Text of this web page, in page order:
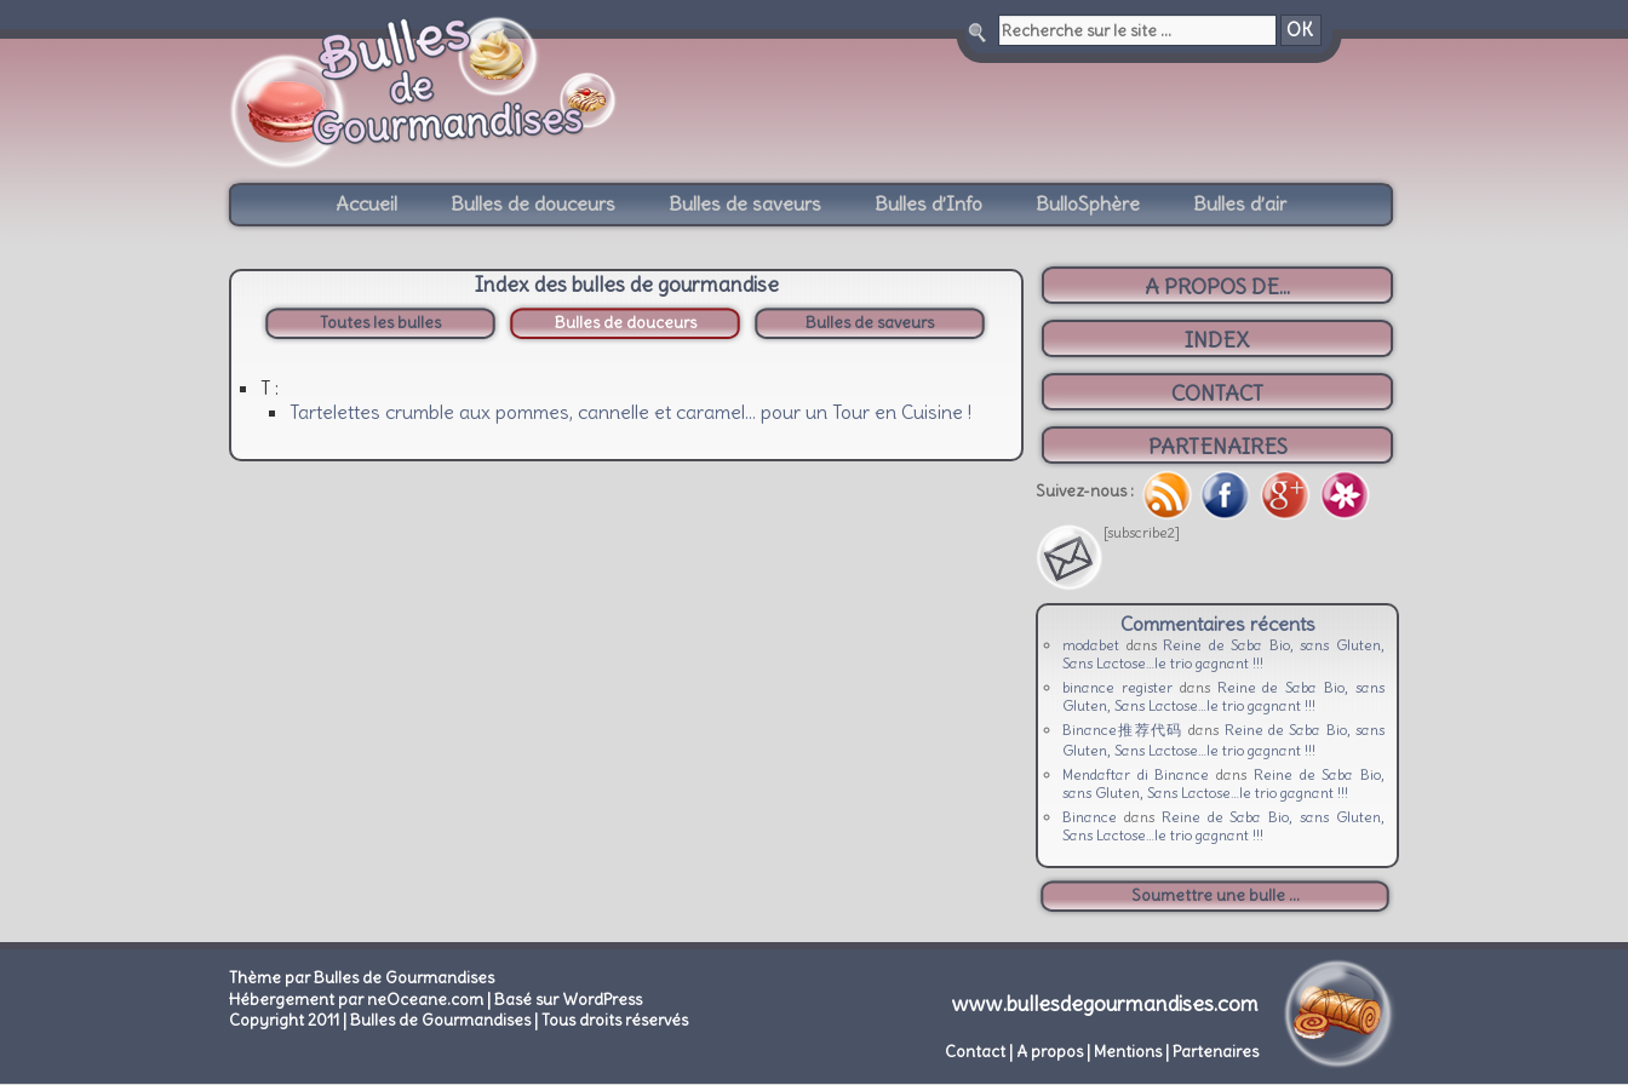
OK
Accueil Bulles de douceurs Bulles de saveurs Bulles d’Info BulloSphère Bulles d’air
Index des bulles de gourmandise
Toutes les bulles Bulles de douceurs Bulles de saveurs
T :
Tartelettes crumble aux pommes, cannelle et caramel… pour un Tour en Cuisine !
A PROPOS DE...
INDEX
CONTACT
PARTENAIRES
Suivez-nous :
[subscribe2]
Commentaires récents
modabet dansReine de Saba Bio, sans Gluten,
Sans Lactose…le trio gagnant !!!
binance registerdans Reine de Saba Bio, sans
Gluten, Sans Lactose…le trio gagnant !!!
Binance推荐代码 dans Reine de Saba Bio, sans
Gluten, Sans Lactose…le trio gagnant !!!
Mendaftar di Binance dans Reine de Saba Bio,
sans Gluten, Sans Lactose…le trio gagnant !!!
Binance dans Reine de Saba Bio, sans Gluten,
Sans Lactose…le trio gagnant !!!
Soumettre une bulle ...
Thème par Bulles de Gourmandises
Hébergement par neOceane.com |Basé sur WordPress
Copyright 2011 | Bulles de Gourmandises | Tous droits réservés
www.bullesdegourmandises.com
Contact| A propos| Mentions|Partenaires